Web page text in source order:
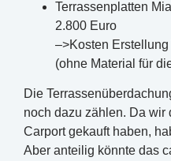
Terrassenplatten
2.800 Euro
–>Kosten
(ohne Material für
Die
noch dazu zählen. Da wir
Carport gekauft haben,
Aber anteilig könnte das